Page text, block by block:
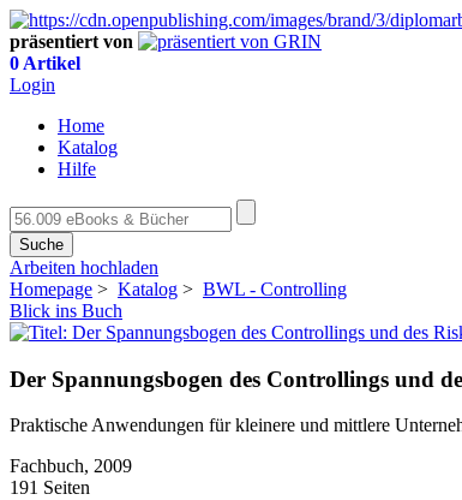
präsentiert von
0 Artikel
Login
Home
Katalog
Hilfe
Suche
Arbeiten hochladen
Homepage > Katalog > BWL - Controlling
Blick ins Buch
Der Spannungsbogen des Controllings und
Praktische Anwendungen für kleinere und mittlere
Fachbuch, 2009
191 Seiten